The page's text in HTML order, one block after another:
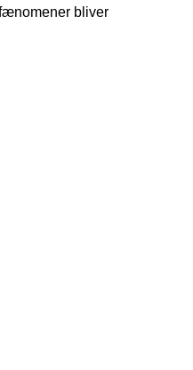
bliver